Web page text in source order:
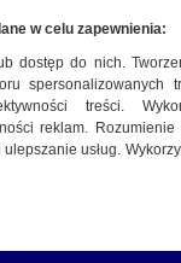
w celu zapewnienia:
dostęp do nich.
spersonalizowanych
treści.
reklam.
usług.